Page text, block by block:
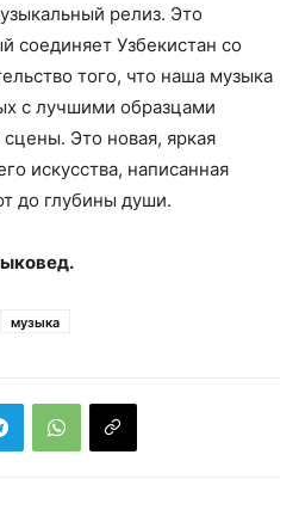
релиз. Это
соединяет Узбекистан со
того, что наша музыка
с лучшими образцами
Это новая, яркая
искусства, написанная
до глубины души.
музыка